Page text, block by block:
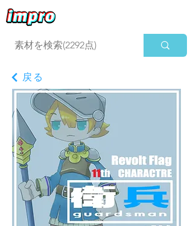
戻る